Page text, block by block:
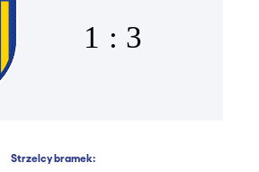
1 : 3
Strzelcy bramek: